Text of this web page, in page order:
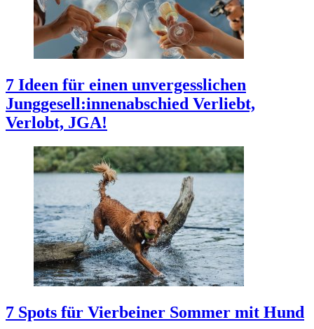
7 Ideen für einen unvergesslichen
Junggesell:innenabschied Verliebt,
Verlobt, JGA!
7 Spots für Vierbeiner Sommer mit Hund